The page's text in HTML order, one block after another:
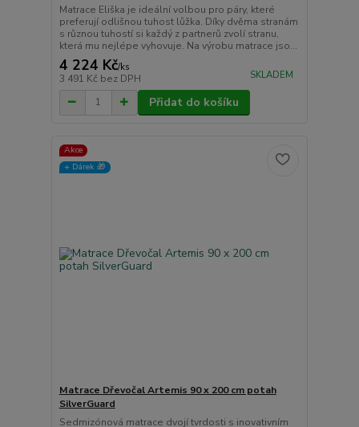
Matrace Eliška je ideální volbou pro páry, které
preferují odlišnou tuhost lůžka. Díky dvěma stranám
s různou tuhostí si každý z partnerů zvolí stranu,
která mu nejlépe vyhovuje. Na výrobu matrace jso...
4 224 Kč/ks
3 491 Kč bez DPH SKLADEM
Přidat do košíku
Akce
+ Dárek️ 🎁
Matrace Dřevočal Artemis 90 x 200 cm potah
SilverGuard
Sedmizónová matrace dvojí tvrdosti s inovativním